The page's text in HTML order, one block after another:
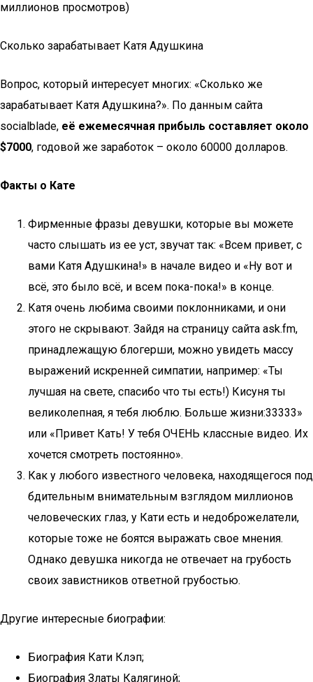
миллионов просмотров)
Сколько зарабатывает Катя Адушкина
Вопрос, который интересует многих: «Сколько же
зарабатывает Катя Адушкина?». По данным сайта
socialblade, её ежемесячная прибыль составляет около
$7000, годовой же заработок – около 60000 долларов.
Факты о Кате
Фирменные фразы девушки, которые вы можете
часто слышать из ее уст, звучат так: «Всем привет, с
вами Катя Адушкина!» в начале видео и «Ну вот и
всё, это было всё, и всем пока-пока!» в конце.
Катя очень любима своими поклонниками, и они
этого не скрывают. Зайдя на страницу сайта ask.fm,
принадлежащую блогерши, можно увидеть массу
выражений искренней симпатии, например: «Ты
лучшая на свете, спасибо что ты есть!) Кисуня ты
великолепная, я тебя люблю. Больше жизни:33333»
или «Привет Кать! У тебя ОЧЕНЬ классные видео. Их
хочется смотреть постоянно».
Как у любого известного человека, находящегося под
бдительным внимательным взглядом миллионов
человеческих глаз, у Кати есть и недоброжелатели,
которые тоже не боятся выражать свое мнения.
Однако девушка никогда не отвечает на грубость
своих завистников ответной грубостью.
Другие интересные биографии:
Биография Кати Клэп;
Биография Златы Калягиной;